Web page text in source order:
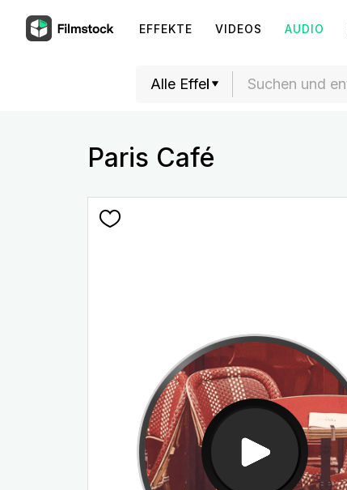
EFFEKTE VIDEOS AUDIO
Paris Café